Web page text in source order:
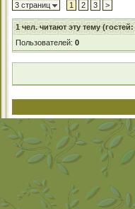
3 страниц 1 2 3 >
1чел. читают эту тему
Пользователей: 0